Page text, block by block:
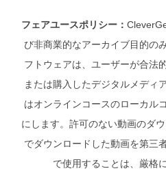
フェアユースポリシー：
び非商業的なアーカイブ目的の
フトウェアは、ユーザーが合法
または購入したデジタルメディ
はオンラインコースのローカル
にします。許可のない動画のダ
でダウンロードした動画を第三
で使用することは、厳格